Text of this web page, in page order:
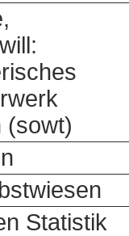
(sowt)
Statistik